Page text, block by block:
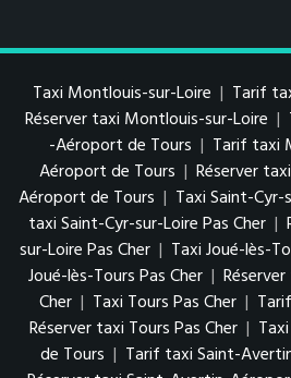
Taxi Montlouis-sur-Loire | Tarif
Réserver taxi Montlouis-sur-Loire |
-Aéroport de Tours | Tarif taxi
Aéroport de Tours | Réserver
Aéroport de Tours | Taxi Saint-Cyr-
taxi Saint-Cyr-sur-Loire Pas Cher |
sur-Loire Pas Cher | Taxi Joué-lès-
Joué-lès-Tours Pas Cher |
Cher | Taxi Tours Pas Cher |
Réserver taxi Tours Pas Cher |
de Tours | Tarif taxi Saint-